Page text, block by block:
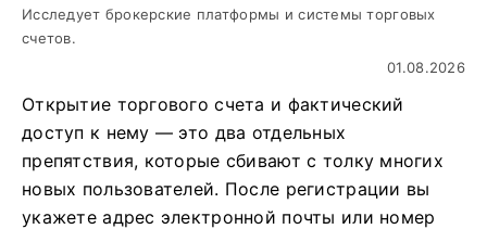
Исследует брокерские платформы и системы торговых
счетов.
01.08.2026
Открытие торгового счета и фактический
доступ к нему — это два отдельных
препятствия, которые сбивают с толку многих
новых пользователей. После регистрации вы
укажете адрес электронной почты или номер